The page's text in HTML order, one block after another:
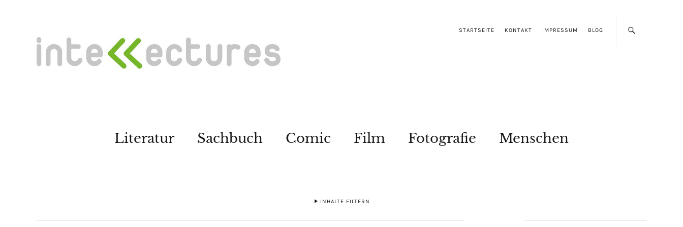
STARTSEITE KONTAKT IMPRESSUM BLOG
Literatur Sachbuch Comic Film Fotografie Menschen
INHALTE FILTERN